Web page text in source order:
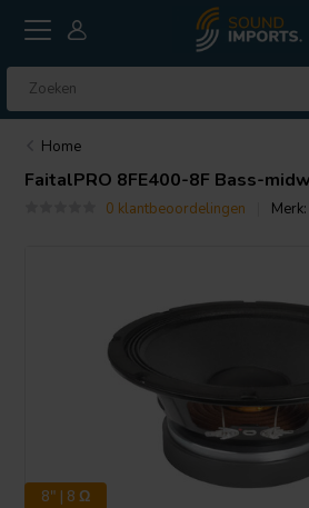
Home
FaitalPRO 8FE400-8F Bass-
0 klantbeoordelingen Merk:
8" | 8 Ω